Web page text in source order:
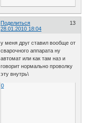
Поделиться
13
28.01.2010 18:04
у меня друг ставил вообще от
сварочного аппарата ну
автомат или как там наз и
говорит нормально проволку
эту внутрь\
0